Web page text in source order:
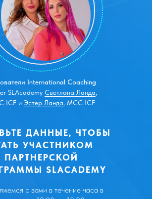
ДАННЫЕ, ЧТОБЫ
УЧАСТНИКОМ
ПАРТНЕРСКОЙ
SLACADEMY
с вами в течение часа в
International Coaching
SLAcademy Светлана Ланда,
ICF и Эстер Ланда, МCC ICF